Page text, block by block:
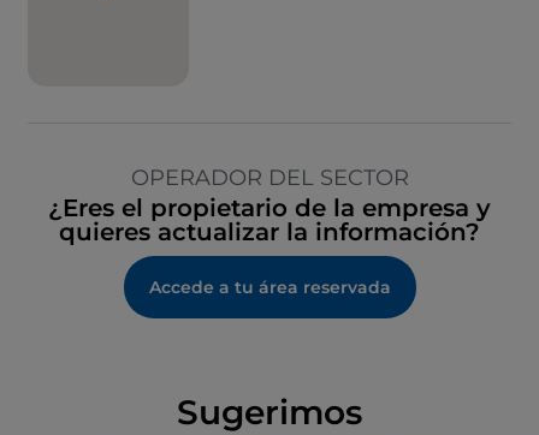
OPERADOR DEL SECTOR
¿Eres el propietario de la empresa y
quieres actualizar la información?
Accede a tu área reservada
Sugerimos